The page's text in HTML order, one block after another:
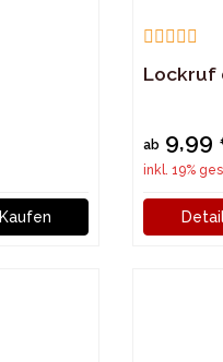
Kaufen
Lockruf
ab 9,99
inkl. 19%